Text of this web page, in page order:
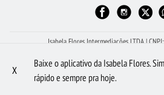
FLORICULTURA
FLORICULTURA
Isabela Flores Intermediações LTDA |
Peça pelo WhatsApp: (19)
X
Baixe o aplicativo da Isabela Flores.
rápido e sempre pra hoje.